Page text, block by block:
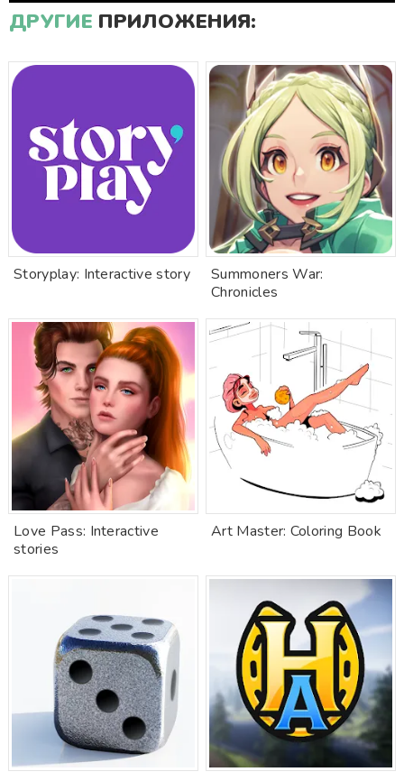
ДРУГИЕ ПРИЛОЖЕНИЯ:
Storyplay: Interactive story
Summoners War:
Chronicles
Love Pass: Interactive
stories
Art Master: Coloring Book